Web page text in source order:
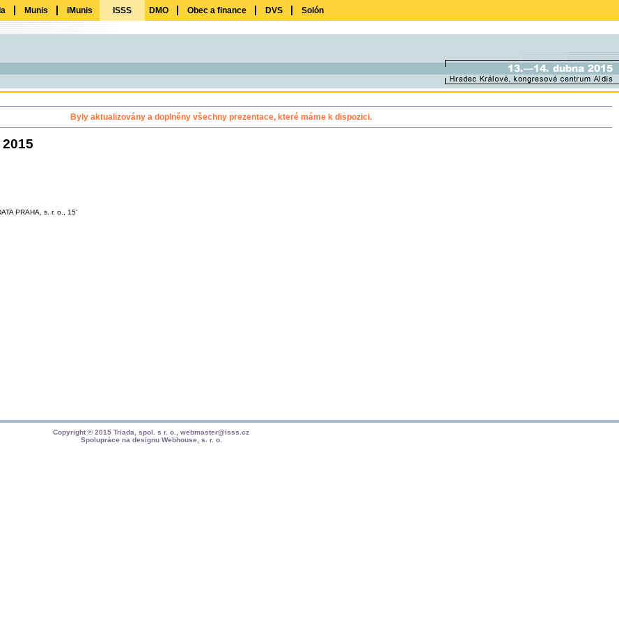
Munis iMunis ISSS DMO Obec a finance DVS Solón
Byly aktualizovány a doplněny všechny prezentace, které máme k dispozici.
PRAHA, s. r. o., 15'
Copyright © 2015 Triada, spol. s r. o.
webmaster@isss.cz
Spolupráce na designu Webhouse, s. r. o.